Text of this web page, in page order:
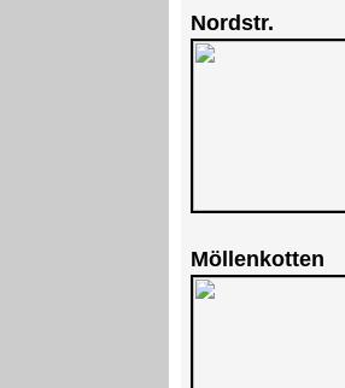
Nordstr.
Möllenkotten